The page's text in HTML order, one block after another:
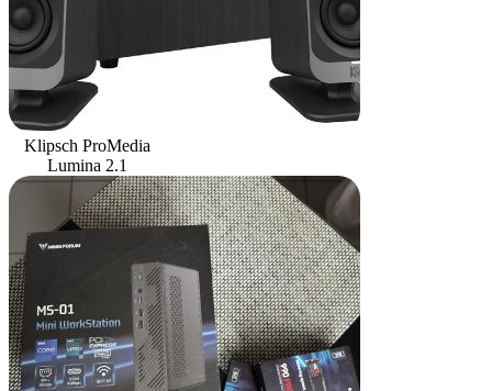
Klipsch ProMedia
Lumina 2.1